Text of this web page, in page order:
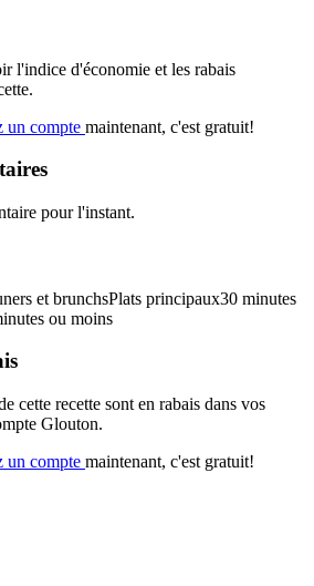
l'indice d'économie et les rabais
un compte maintenant, c'est gratuit!
pour l'instant.
et brunchsPlats principaux30 minutes
ou moins
cette recette sont en rabais dans vos
Glouton.
un compte maintenant, c'est gratuit!